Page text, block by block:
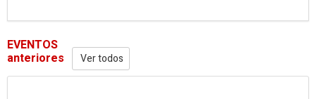
EVENTOS
anteriores Ver todos